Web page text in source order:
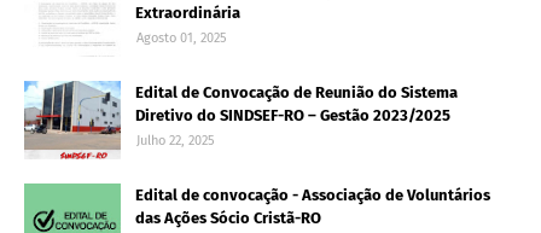
Extraordinária
Agosto 01, 2025
Edital de Convocação de Reunião do Sistema
Diretivo do SINDSEF-RO – Gestão 2023/2025
Julho 22, 2025
Edital de convocação - Associação de Voluntários
das Ações Sócio Cristã-RO